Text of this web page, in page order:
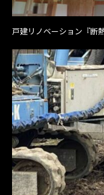
戸建リノベーション『断